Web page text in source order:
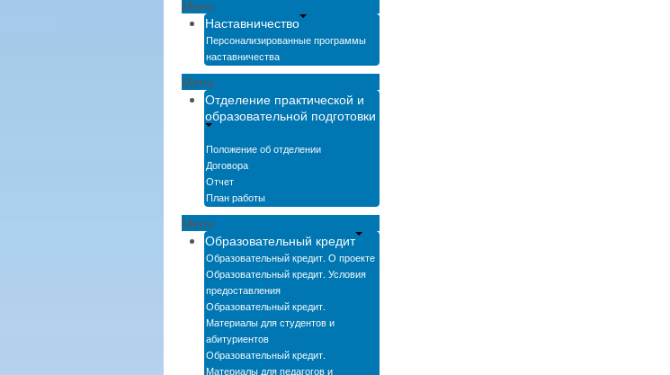
Menu
Наставничество
Персонализированные программы
наставничества
Menu
Отделение практической и
образовательной подготовки
Положение об отделении
Договора
Отчет
План работы
Menu
Образовательный кредит
Образовательный кредит. О проекте
Образовательный кредит. Условия
предоставления
Образовательный кредит.
Материалы для студентов и
абитуриентов
Образовательный кредит.
Материалы для педагогов и